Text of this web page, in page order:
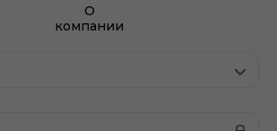
О
компании